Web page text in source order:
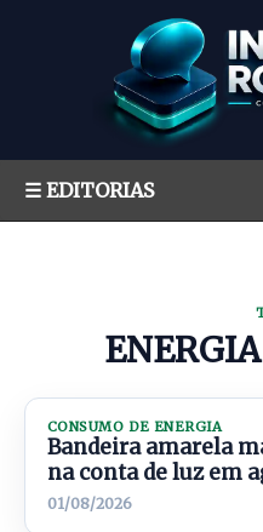
☰ EDITORIAS
CONSUMO DE ENERGIA
Bandeira amarela
na conta de luz em
01/08/2026